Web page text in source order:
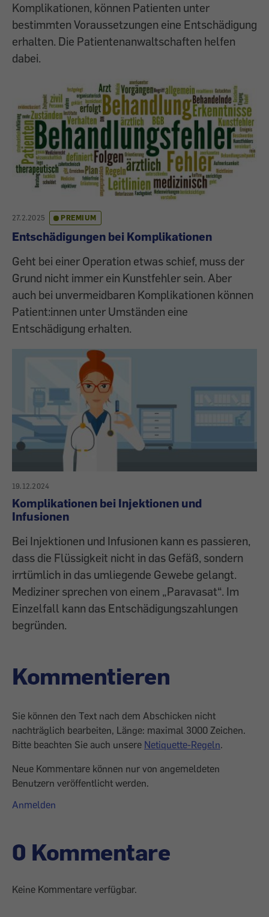
Komplikationen, können Patienten unter
bestimmten Voraussetzungen eine Entschädigung
erhalten. Die Patientenanwaltschaften helfen
dabei.
27.2.2025 PREMIUM
Entschädigungen bei Komplikationen
Geht bei einer Operation etwas schief, muss der
Grund nicht immer ein Kunstfehler sein. Aber
auch bei unvermeidbaren Komplikationen können
Patient:innen unter Umständen eine
Entschädigung erhalten.
19.12.2024
Komplikationen bei Injektionen und
Infusionen
Bei Injektionen und Infusionen kann es passieren,
dass die Flüssigkeit nicht in das Gefäß, sondern
irrtümlich in das umliegende Gewebe gelangt.
Mediziner sprechen von einem „Paravasat“. Im
Einzelfall kann das Entschädigungszahlungen
begründen.
Kommentieren
Sie können den Text nach dem Abschicken nicht
nachträglich bearbeiten, Länge: maximal 3000 Zeichen.
Bitte beachten Sie auch unsere Netiquette-Regeln.
Neue Kommentare können nur von angemeldeten
Benutzern veröffentlicht werden.
Anmelden
0 Kommentare
Keine Kommentare verfügbar.